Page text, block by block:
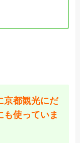
京都観光にだ
も使っていま